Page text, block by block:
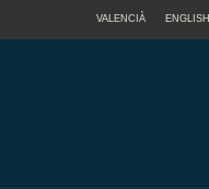
VALENCIÀ ENGLISH